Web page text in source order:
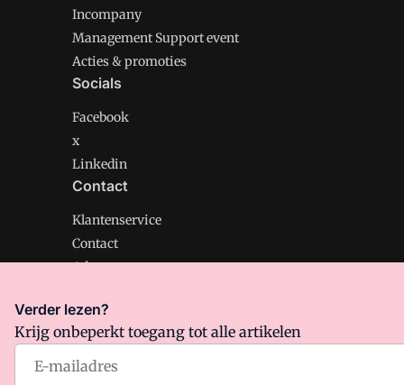
Incompany
Management Support event
Acties & promoties
Socials
Facebook
x
Linkedin
Contact
Klantenservice
Contact
Adverteren
Management Support is onderdeel van VMN media.
Algemene Voorwaarden
Verder lezen?
Krijg onbeperkt toegang tot alle artikelen